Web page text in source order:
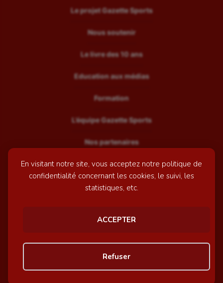
En visitant notre site, vous acceptez notre politique de
confidentialité concernant les cookies, le suivi, les
statistiques, etc.
ACCEPTER
Refuser
Le projet Gazette Sports
Nous soutenir
Le livre des 10 ans
Education aux médias
Formation
L’équipe Gazette Sports
Nos partenaires
Recrutement
Mentions légales
© GazetteSports - 2026 | Site internet réalisé par
Awelty